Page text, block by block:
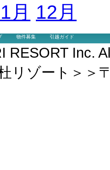
月 12月
物件募集 引越ガイド
RESORT Inc.
リゾート＞＞